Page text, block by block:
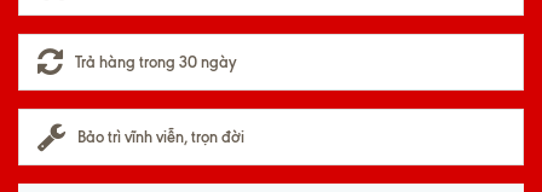
Trả hàng trong 30 ngày
Bảo trì vĩnh viễn, trọn đời